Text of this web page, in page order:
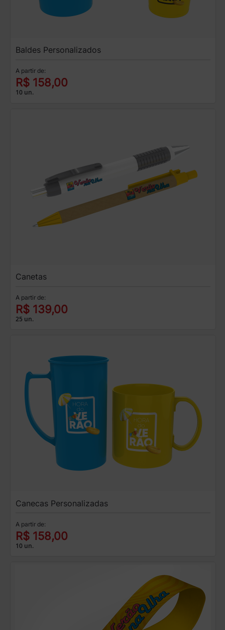
Baldes Personalizados
A partir de:
R$ 158,00
10 un.
Canetas
A partir de:
R$ 139,00
25 un.
Canecas Personalizadas
A partir de:
R$ 158,00
10 un.